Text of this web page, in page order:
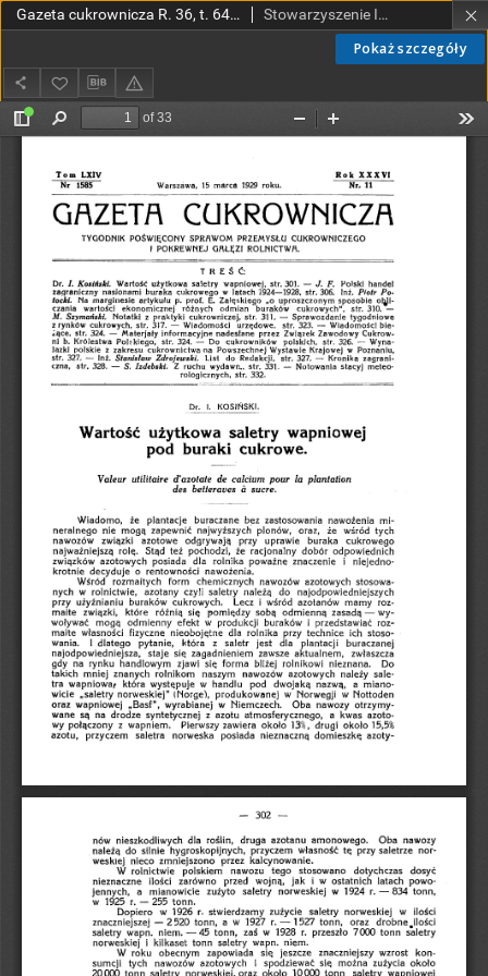
Pokaż szczegóły
Gazeta cukrownicza R. 36, t. 64 nr 11 (1929) Stowarzyszenie Inżynierów i Techników Przemysłu Rolnego i Spożywczego.